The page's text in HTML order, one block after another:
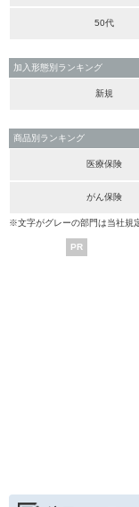
50代
加入形態別ランキング
新規
商品別ランキング
医療保険
がん保険
※文字がグレーの部門は当社規
PR